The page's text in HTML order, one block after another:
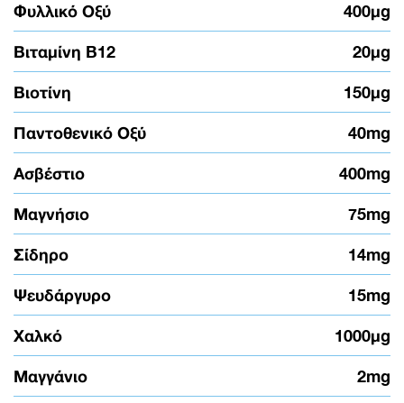
Φυλλικό Οξύ 400μg
Βιταμίνη B12 20μg
Βιοτίνη 150μg
Παντοθενικό Οξύ 40mg
Ασβέστιο 400mg
Μαγνήσιο 75mg
Σίδηρο 14mg
Ψευδάργυρο 15mg
Χαλκό 1000μg
Μαγγάνιο 2mg